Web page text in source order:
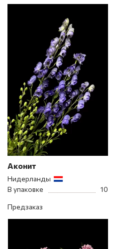
Аконит
Нидерланды
В упаковке
10
Предзаказ